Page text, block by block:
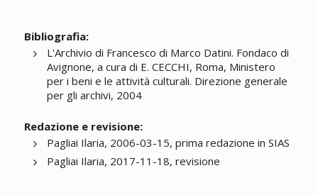
Bibliografia:
L'Archivio di Francesco di Marco Datini. Fondaco di
Avignone, a cura di E. CECCHI, Roma, Ministero
per i beni e le attività culturali. Direzione generale
per gli archivi, 2004
Redazione e revisione:
Pagliai Ilaria, 2006-03-15, prima redazione in SIAS
Pagliai Ilaria, 2017-11-18, revisione